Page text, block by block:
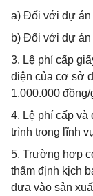
a) Đối với dự án
b) Đối với dự án
3. Lệ phí cấp
diện của cơ sở
1.000.000 đồng/
4. Lệ phí cấp và
trình trong lĩnh
5. Trường hợp
thẩm định kịch
đưa vào sản